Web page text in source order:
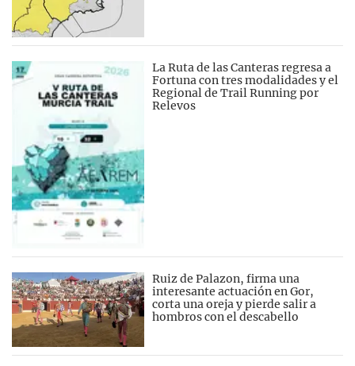
La Ruta de las Canteras regresa a
Fortuna con tres modalidades y el
Regional de Trail Running por
Relevos
Ruiz de Palazon, firma una
interesante actuación en Gor,
corta una oreja y pierde salir a
hombros con el descabello